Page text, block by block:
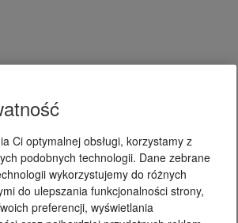
Ci optymalnej obsługi, korzystamy z
podobnych technologii. Dane zebrane
wykorzystujemy do różnych
do ulepszania funkcjonalności strony,
preferencji, wyświetlania